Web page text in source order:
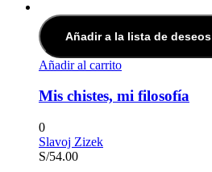
Añadir a la lista de deseos
Añadir al carrito
Mis chistes, mi filosofía
0
Slavoj Zizek
S/54.00